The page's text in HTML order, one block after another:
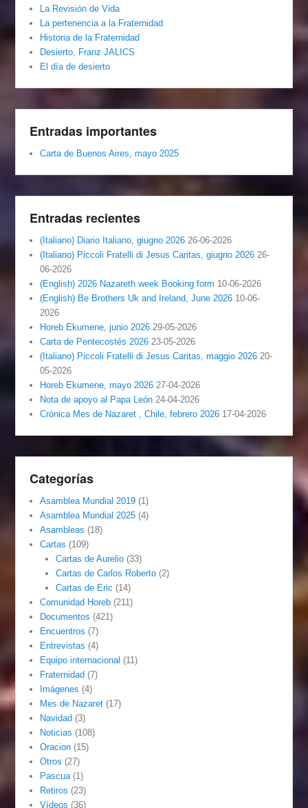
La Revisión de Vida
La pertenencia a la Fraternidad
Historia de la Fraternidad
Desierto, Franz JALICS
El día de desierto
Entradas importantes
Carta de Buenos Aires, mayo 2025
Entradas recientes
(Italiano) Diario Italiano, giugno 2026 26-06-2026
(Italiano) Piccoli Fratelli di Jesus Caritas, giugno 2026 26-
06-2026
(English) 2026 Nazareth week Booking form 10-06-2026
(English) Be Brothers Uk and Ireland, June 2026 10-06-
2026
Horeb Ekumene, junio 2026 29-05-2026
Carta de Pentecostés 2026 23-05-2026
(Italiano) Piccoli Fratelli di Jesus Caritas, maggio 2026 20-
05-2026
Horeb Ekumene, mayo 2026 27-04-2026
Nota de apoyo al Papa León 24-04-2026
Crónica Mes de Nazaret , Chile, febrero 2026 17-04-2026
Categorías
Asamblea Mundial 2019 (1)
Asamblea Mundial 2025 (4)
Asambleas (18)
Cartas (109)
Cartas de Aurelio(33)
Cartas de Carlos Roberto(2)
Cartas de Eric (14)
Comunidad Horeb (211)
Documentos (421)
Encuentros (7)
Entrevistas (4)
Equipo internacional (11)
Fraternidad (7)
Imágenes (4)
Mes de Nazaret (17)
Navidad (3)
Noticias (108)
Oracion (15)
Otros (27)
Pascua (1)
Retiros (23)
Vídeos (36)